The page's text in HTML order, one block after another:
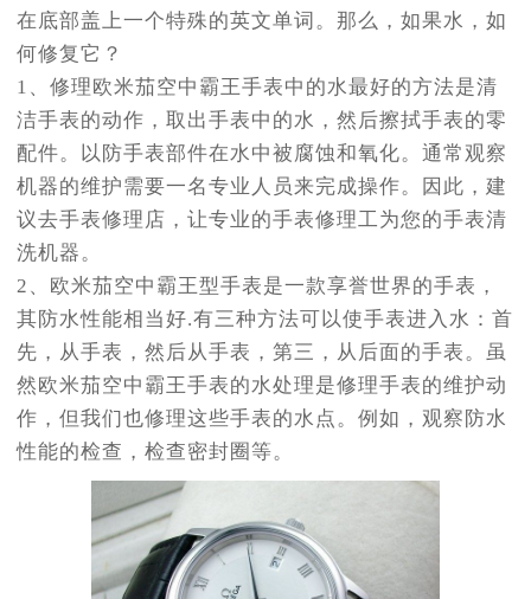
在底部盖上一个特殊的英文单词。那么，如果水，如
何修复它？
1、修理欧米茄空中霸王手表中的水最好的方法是清
洁手表的动作，取出手表中的水，然后擦拭手表的零
配件。以防手表部件在水中被腐蚀和氧化。通常观察
机器的维护需要一名专业人员来完成操作。因此，建
议去手表修理店，让专业的手表修理工为您的手表清
洗机器。
2、欧米茄空中霸王型手表是一款享誉世界的手表，
其防水性能相当好.有三种方法可以使手表进入水：首
先，从手表，然后从手表，第三，从后面的手表。虽
然欧米茄空中霸王手表的水处理是修理手表的维护动
作，但我们也修理这些手表的水点。例如，观察防水
性能的检查，检查密封圈等。